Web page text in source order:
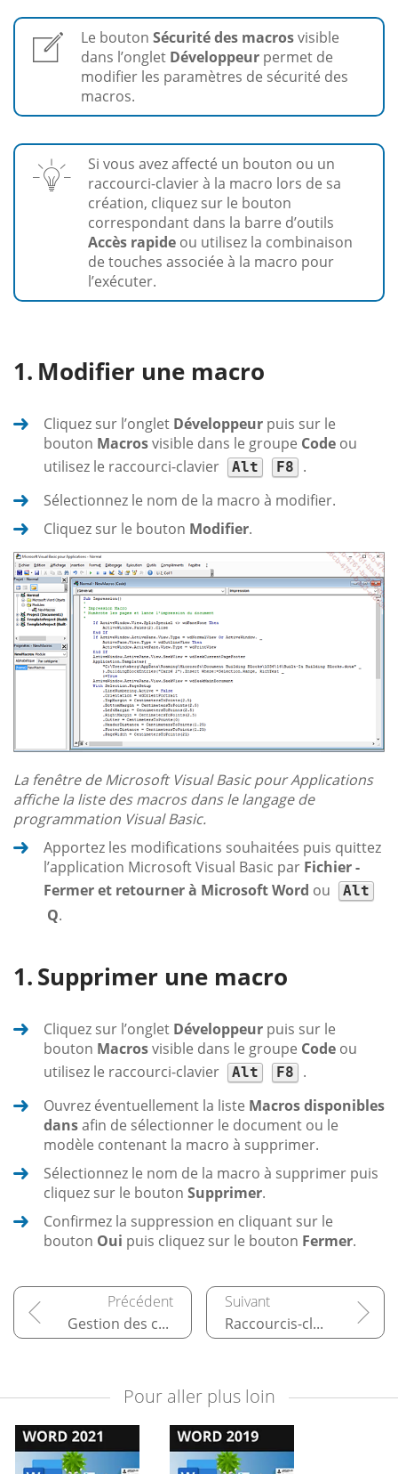
Le bouton Sécurité des macrosvisible
dans l’onglet Développeur permet de
modifier les paramètres de sécurité des
macros.
Si vous avez affecté un bouton ou un
raccourci-clavier à la macro lors de sa
création, cliquez sur le bouton
correspondant dans la barre d’outils
Accès rapide ou utilisez la combinaison
de touches associée à la macro pour
l’exécuter.
Modifier une macro
Cliquez sur l’onglet Développeur puis sur le
bouton Macrosvisible dans le groupe Code ou
utilisez le raccourci-clavier
Alt F8
.
Sélectionnez le nom de la macro à modifier.
Cliquez sur le bouton Modifier.
La fenêtre de Microsoft Visual Basic pour Applications
affiche la liste des macros dans le langage de
programmation Visual Basic.
Apportez les modifications souhaitées puis quittez
l’application Microsoft Visual Basic par Fichier -
Fermer et retourner à Microsoft Word ou Alt
Q.
Supprimer une macro
Cliquez sur l’onglet Développeur puis sur le
bouton Macrosvisible dans le groupe Code ou
utilisez le raccourci-clavier
Alt F8
.
Ouvrez éventuellement la liste Macros disponibles
dansafin de sélectionner le document ou le
modèle contenant la macro à supprimer.
Sélectionnez le nom de la macro à supprimer puis
cliquez sur le bouton Supprimer.
Confirmez la suppression en cliquant sur le
bouton Oui puis cliquez sur le bouton Fermer.
Gestion des comptes Raccourcis-clavier
Pour aller plus loin